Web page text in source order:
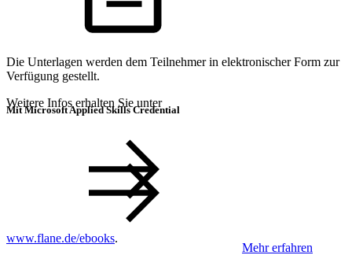
Die Unterlagen werden dem Teilnehmer in elektronischer Form zur
Verfügung gestellt.
Weitere Infos erhalten Sie unter
www.flane.de/ebooks.
Mit Microsoft Applied Skills Credential
Mehr erfahren